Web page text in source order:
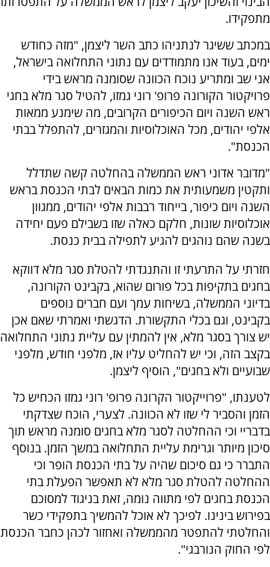
מתפקידו.
במכתב ששיגר לנתניהו כתב השר ליצמן, "מזה כחודש
ימים, בעוד אנו מתמודדים עם נתוני התחלואה בישראל,
אני שב ומתריע נוכח הכוונה שסומנה מראש בידי
פרויקטור הקורונה פרופ' רוני גמזו, להטיל סגר מלא בחגי
ראש השנה ויום הכיפורים הקרובים, מה שימנע ממאות
אלפי יהודים, מכל האוכלוסיות והמגזרים, להתפלל בבתי
הכנסת".
"מדובר אדוני ראש הממשלה בהחלטה קשה שתדלל
ותקטין משמעותית את כמות הבאים לבתי הכנסת בראש
השנה ויום כיפור, בייחוד רבבות אלפי יהודים, ממגוון
אוכלוסיות שונות, חלקם כאלה שזו בשבילם פעם יחידה
בשנה שהם נוהגים להגיע לתפילה בבית כנסת.
חזרתי על התרעתי זו והתנגדתי להטלת סגר מלא דווקא
בחגים בתקיפות בכל פורום שהוא, בקבינט הקורונה,
בדיוני הממשלה, בשיחות עמך ועם חברים נוספים
בקבינט, וגם בכלי התקשורת. הדגשתי ואמרתי שאם אכן
יש צורך בסגר מלא, אין להמתין עם עליית נתוני התחלואה
בקצב הזה, וכי יש להחליט עליו אז, מלפני חודש, מלפני
שבועיים ולא בחגים", הוסיף ליצמן.
לטענתו, "פרוייקטור הקרונה פרופ' רוני גמזו הכחיש כל
הזמן והסביר לי שזו לא הכוונה. לצערי, הוכח שצדקתי
בדבריי וכי ההחלטה לסגר מלא בחגים סומנה מראש תוך
סיכון מיותר וגרימת עליית התחלואה במשך הזמן. בנוסף
התברר כי גם סיכום שהיה על בתי הכנסת הופר וכי
ההחלטה להטלת סגר מלא לא תאפשר הפעלת בתי
הכנסת בחגים לפי מתווה נומה, זאת בניגוד למסוכם
בפירוש בינינו. לפיכך לא אוכל להמשיך בתפקידי כשר
והחלטתי להתפטר מהממשלה ואחזור לכהן כחבר הכנסת
לפי החוק הנורבגי".